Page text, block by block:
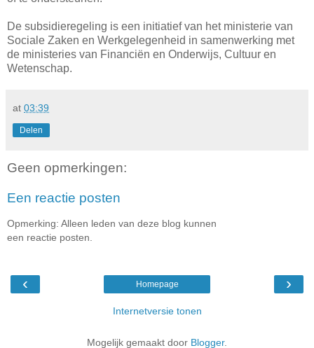
De subsidieregeling is een initiatief van het ministerie van
Sociale Zaken en Werkgelegenheid in samenwerking met
de ministeries van Financiën en Onderwijs, Cultuur en
Wetenschap.
at 03:39
Delen
Geen opmerkingen:
Een reactie posten
Opmerking: Alleen leden van deze blog kunnen
een reactie posten.
‹ ›
Homepage
Internetversie tonen
Mogelijk gemaakt door Blogger.